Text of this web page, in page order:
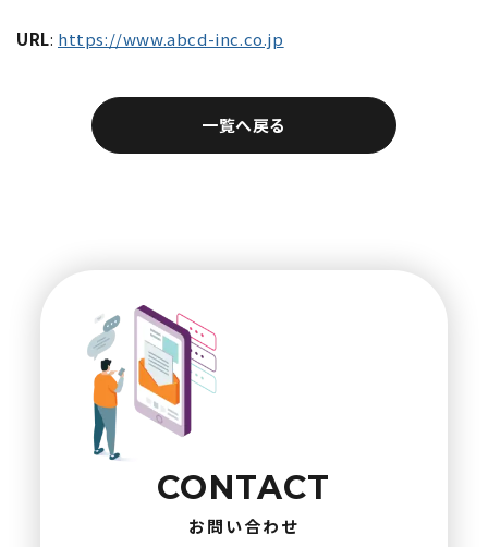
URL: https://www.abcd-inc.co.jp
一覧へ戻る
CONTACT
お問い合わせ